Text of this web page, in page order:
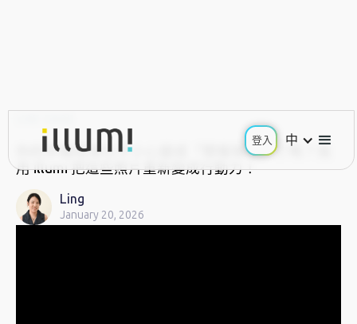
登入 中
你的手機相簿也不小心變成「簡報墳場」了嗎？我
用 illumi 把這些照片重新變成行動力！
Ling
January 20, 2026